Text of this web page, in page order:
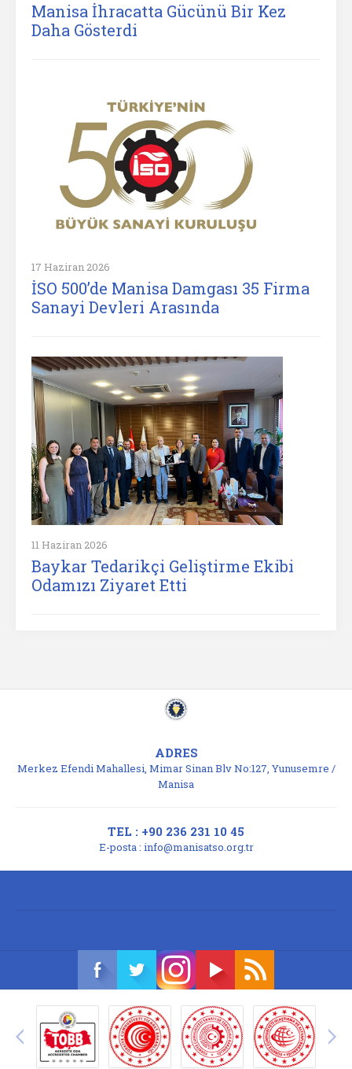
Manisa İhracatta Gücünü Bir Kez
Daha Gösterdi
17 Haziran 2026
İSO 500’de Manisa Damgası 35 Firma
Sanayi Devleri Arasında
11 Haziran 2026
Baykar Tedarikçi Geliştirme Ekibi
Odamızı Ziyaret Etti
ADRES
Merkez Efendi Mahallesi, Mimar Sinan Blv No:127, Yunusemre /
Manisa
TEL : +90 236 231 10 45
E-posta : info@manisatso.org.tr